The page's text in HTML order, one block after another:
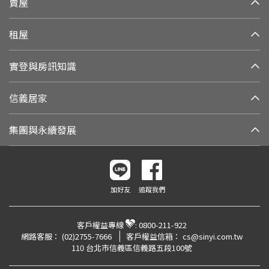
租屋
實登與房訊知識
信義居家
集團與永續發展
加好友 追蹤我們
客戶權益專線 : 0800-211-922
網路客服： (02)2755-7666 客戶權益信箱： cs@sinyi.com.tw
110 台北市信義區信義路五段100號